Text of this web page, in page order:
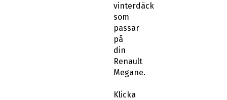
vinterdäck
som
passar
på
din
Renault
Megane.
Klicka